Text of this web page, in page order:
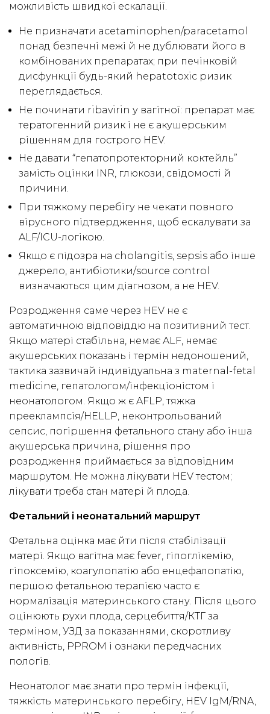
можливість швидкої ескалації.
Не призначати acetaminophen/paracetamol
понад безпечні межі й не дублювати його в
комбінованих препаратах; при печінковій
дисфункції будь-який hepatotoxic ризик
переглядається.
Не починати ribavirin у вагітної: препарат має
тератогенний ризик і не є акушерським
рішенням для гострого HEV.
Не давати “гепатопротекторний коктейль”
замість оцінки INR, глюкози, свідомості й
причини.
При тяжкому перебігу не чекати повного
вірусного підтвердження, щоб ескалувати за
ALF/ICU-логікою.
Якщо є підозра на cholangitis, sepsis або інше
джерело, антибіотики/source control
визначаються цим діагнозом, а не HEV.
Розродження саме через HEV не є
автоматичною відповіддю на позитивний тест.
Якщо матері стабільна, немає ALF, немає
акушерських показань і термін недоношений,
тактика зазвичай індивідуальна з maternal-fetal
medicine, гепатологом/інфекціоністом і
неонатологом. Якщо ж є AFLP, тяжка
прееклампсія/HELLP, неконтрольований
сепсис, погіршення фетального стану або інша
акушерська причина, рішення про
розродження приймається за відповідним
маршрутом. Не можна лікувати HEV тестом;
лікувати треба стан матері й плода.
Фетальний і неонатальний маршрут
Фетальна оцінка має йти після стабілізації
матері. Якщо вагітна має fever, гіпоглікемію,
гіпоксемію, коагулопатію або енцефалопатію,
першою фетальною терапією часто є
нормалізація материнського стану. Після цього
оцінюють рухи плода, серцебиття/КТГ за
терміном, УЗД за показаннями, скоротливу
активність, PPROM і ознаки передчасних
пологів.
Неонатолог має знати про термін інфекції,
тяжкість материнського перебігу, HEV IgM/RNA,